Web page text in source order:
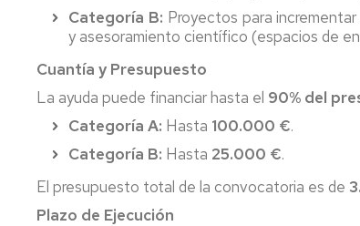
Categoría B: Proyectos para
y asesoramiento científico (espacios de
Cuantía y Presupuesto
La ayuda puede financiar hasta el 90% del
Categoría A: Hasta 100.000 €.
Categoría B: Hasta 25.000 €.
El presupuesto total de la convocatoria es de
Plazo de Ejecución